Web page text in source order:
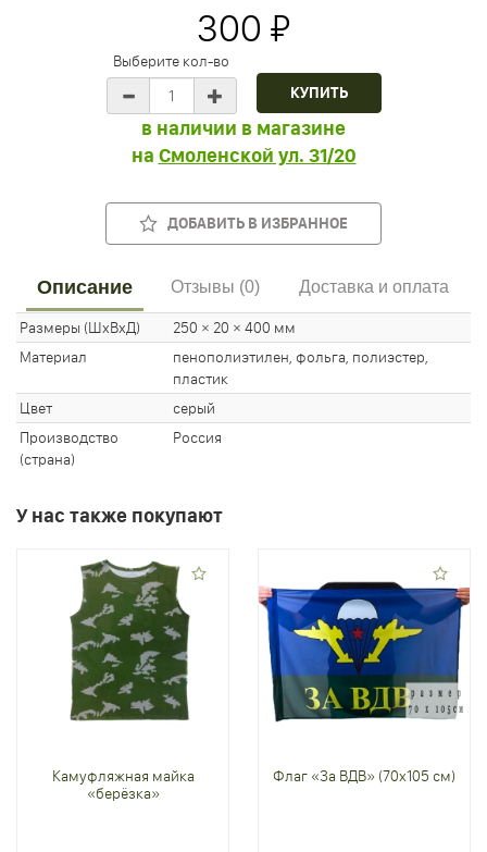
300 ₽
Выберите кол-во
в наличии в магазине
на Смоленской ул. 31/20
ДОБАВИТЬ В ИЗБРАННОЕ
Описание Отзывы (0) Доставка и оплата
Размеры (ШхВхД)
250 × 20 × 400 мм
Материал
пенополиэтилен, фольга, полиэстер,
пластик
Цвет
серый
Производство
(страна)
Россия
У нас также покупают
Камуфляжная майка
«берёзка»
Флаг «За ВДВ» (70х105 см)